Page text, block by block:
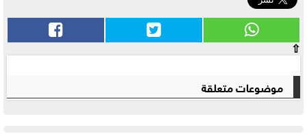
⇧
موضوعات متعلقة